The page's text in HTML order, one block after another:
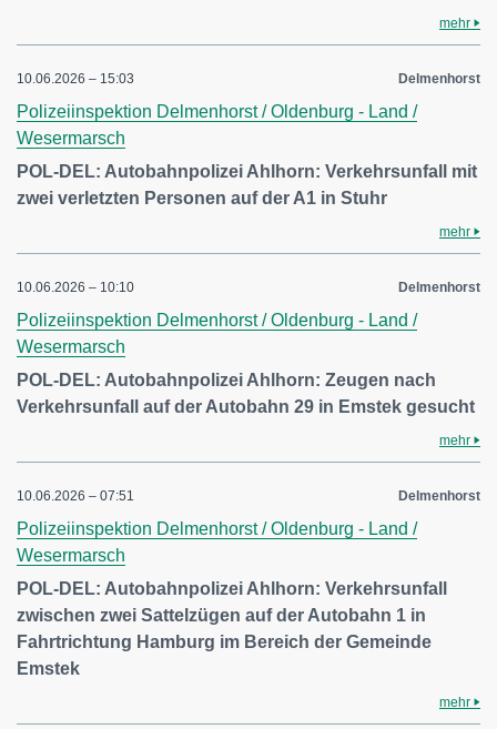
mehr
10.06.2026 – 15:03 Delmenhorst
Polizeiinspektion Delmenhorst / Oldenburg - Land /
Wesermarsch
POL-DEL: Autobahnpolizei Ahlhorn: Verkehrsunfall mit
zwei verletzten Personen auf der A1 in Stuhr
mehr
10.06.2026 – 10:10 Delmenhorst
Polizeiinspektion Delmenhorst / Oldenburg - Land /
Wesermarsch
POL-DEL: Autobahnpolizei Ahlhorn: Zeugen nach
Verkehrsunfall auf der Autobahn 29 in Emstek gesucht
mehr
10.06.2026 – 07:51 Delmenhorst
Polizeiinspektion Delmenhorst / Oldenburg - Land /
Wesermarsch
POL-DEL: Autobahnpolizei Ahlhorn: Verkehrsunfall
zwischen zwei Sattelzügen auf der Autobahn 1 in
Fahrtrichtung Hamburg im Bereich der Gemeinde
Emstek
mehr